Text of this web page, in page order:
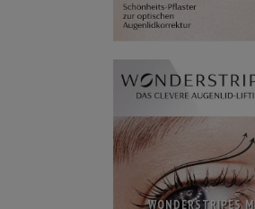
WONDERSTRIPES M